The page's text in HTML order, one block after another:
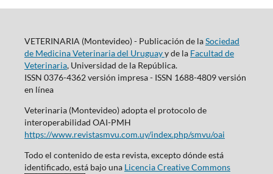
VETERINARIA (Montevideo) - Publicación de laSociedad
de Medicina Veterinaria del Uruguayy de la Facultad de
Veterinaria, Universidad de la República.
ISSN 0376-4362 versión impresa - ISSN 1688-4809 versión
en línea
Veterinaria (Montevideo) adopta el protocolo de
interoperabilidad OAI-PMH
https://www.revistasmvu.com.uy/index.php/smvu/oai
Todo el contenido de esta revista, excepto dónde está
identificado, está bajo una Licencia Creative Commons